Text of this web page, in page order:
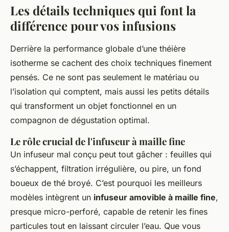
Les détails techniques qui font la
différence pour vos infusions
Derrière la performance globale d’une théière
isotherme se cachent des choix techniques finement
pensés. Ce ne sont pas seulement le matériau ou
l’isolation qui comptent, mais aussi les petits détails
qui transforment un objet fonctionnel en un
compagnon de dégustation optimal.
Le rôle crucial de l'infuseur à maille fine
Un infuseur mal conçu peut tout gâcher : feuilles qui
s’échappent, filtration irrégulière, ou pire, un fond
boueux de thé broyé. C’est pourquoi les meilleurs
modèles intègrent un infuseur amovible à maille fine,
presque micro-perforé, capable de retenir les fines
particules tout en laissant circuler l’eau. Que vous